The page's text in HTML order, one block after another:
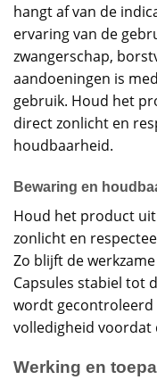
hangt af van de
ervaring van de
zwangerschap,
aandoeningen is
gebruik. Houd het
direct zonlicht en
houdbaarheid.
Bewaring en
Houd het product
zonlicht en
Zo blijft de
Capsules stabiel tot
wordt gecontroleerd
volledigheid voordat
Werking en